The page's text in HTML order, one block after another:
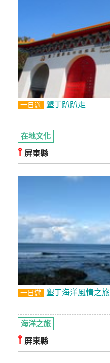
一日遊 墾丁趴趴走
在地文化
⫯ 屏東縣
一日遊 墾丁海洋風情之旅
海洋之旅
⫯ 屏東縣